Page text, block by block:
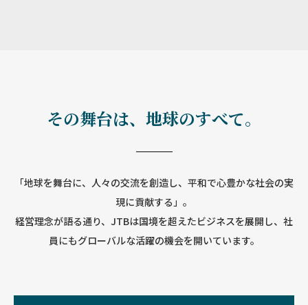
その舞台は、地球のすべて。
「地球を舞台に、人々の交流を創造し、平和で心豊かな社会の実
現に貢献する」。
経営理念が語る通り、JTBは国境を超えたビジネスを展開し、社
員にもグローバルな活躍の機会を開いています。